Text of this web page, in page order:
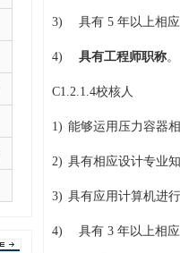
3) 具有 5 年以上相
4) 具有工程师职称。
C1.2.1.4校核人
1) 能够运用压力容器
2) 具有相应设计专业
3) 具有应用计算机进
4) 具有 3 年以上相